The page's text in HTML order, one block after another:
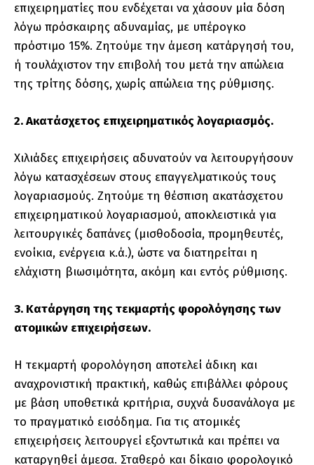
επιχειρηματίες που ενδέχεται να χάσουν μία δόση
λόγω πρόσκαιρης αδυναμίας, με υπέρογκο
πρόστιμο 15%. Ζητούμε την άμεση κατάργησή του,
ή τουλάχιστον την επιβολή του μετά την απώλεια
της τρίτης δόσης, χωρίς απώλεια της ρύθμισης.
2. Ακατάσχετος επιχειρηματικός λογαριασμός.
Χιλιάδες επιχειρήσεις αδυνατούν να λειτουργήσουν
λόγω κατασχέσεων στους επαγγελματικούς τους
λογαριασμούς. Ζητούμε τη θέσπιση ακατάσχετου
επιχειρηματικού λογαριασμού, αποκλειστικά για
λειτουργικές δαπάνες (μισθοδοσία, προμηθευτές,
ενοίκια, ενέργεια κ.ά.), ώστε να διατηρείται η
ελάχιστη βιωσιμότητα, ακόμη και εντός ρύθμισης.
3. Κατάργηση της τεκμαρτής φορολόγησης των
ατομικών επιχειρήσεων.
Η τεκμαρτή φορολόγηση αποτελεί άδικη και
αναχρονιστική πρακτική, καθώς επιβάλλει φόρους
με βάση υποθετικά κριτήρια, συχνά δυσανάλογα με
το πραγματικό εισόδημα. Για τις ατομικές
επιχειρήσεις λειτουργεί εξοντωτικά και πρέπει να
καταργηθεί άμεσα. Σταθερό και δίκαιο φορολογικό